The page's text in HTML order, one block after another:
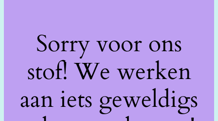
Sorry voor ons
stof! We werken
aan iets geweldigs